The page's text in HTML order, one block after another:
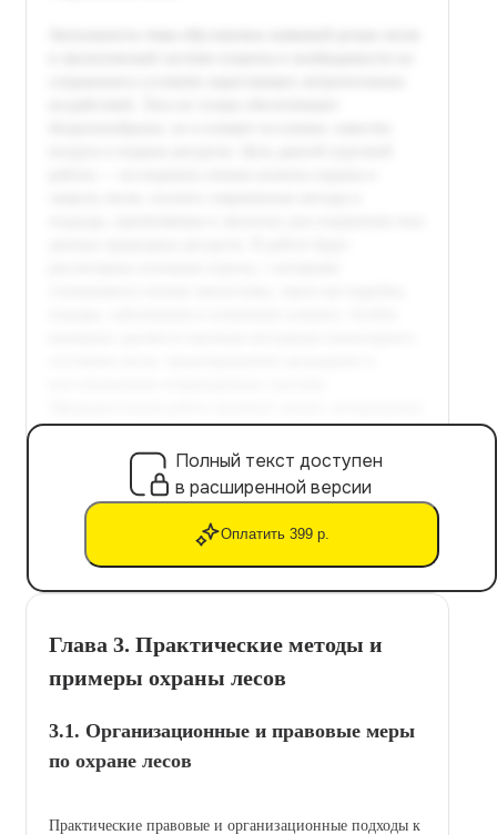
Полный текст доступен
в расширенной версии
Оплатить 399 р.
Глава 3. Практические методы и
примеры охраны лесов
3.1. Организационные и правовые меры
по охране лесов
Практические правовые и организационные подходы к